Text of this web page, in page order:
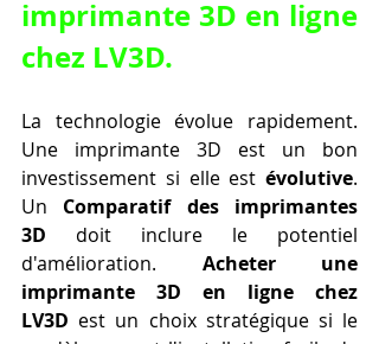
imprimante 3D en ligne
chez LV3D.
La technologie évolue rapidement.
Une imprimante 3D est un bon
investissement si elle est évolutive.
Un Comparatif des imprimantes
3D doit inclure le potentiel
d'amélioration. Acheter une
imprimante 3D en ligne chez
LV3D est un choix stratégique si le